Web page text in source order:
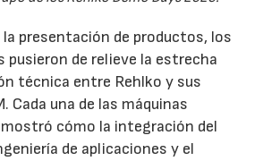
la presentación de productos, los
pusieron de relieve la estrecha
técnica entre Rehlko y sus
Cada una de las máquinas
cómo la integración del
de aplicaciones y el